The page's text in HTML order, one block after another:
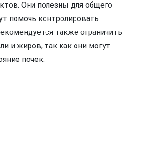
Они полезны для общего
помочь контролировать
также ограничить
и жиров, так как они могут
почек.